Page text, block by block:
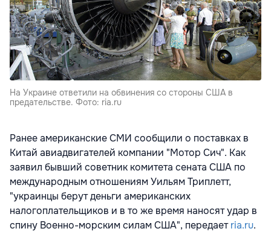
На Украине ответили на обвинения со стороны США в
предательстве. Фото: ria.ru
Ранее американские СМИ сообщили о поставках в
Китай авиадвигателей компании "Мотор Сич". Как
заявил бывший советник комитета сената США по
международным отношениям Уильям Триплетт,
"украинцы берут деньги американских
налогоплательщиков и в то же время наносят удар в
спину Военно-морским силам США", передаетria.ru.